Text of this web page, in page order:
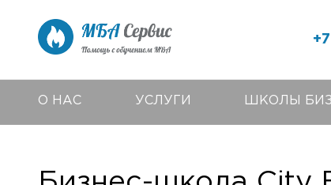
О НАС УСЛУГИ ШКОЛЫ